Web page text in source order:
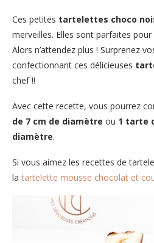
Ces petites tartelettes choco
merveilles. Elles sont parfaites
Alors n’attendez plus ! Surprenez
confectionnant ces délicieuses
chef !!
Avec cette recette, vous pourrez
de 7 cm de diamètre ou 1 tarte
diamètre.
Si vous aimez les recettes de
latartelette mousse chocolat et